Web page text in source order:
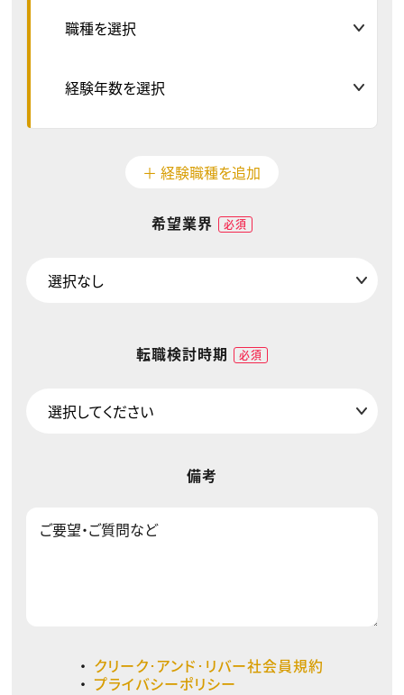
＋ 経験職種を追加
希望業界 必須
転職検討時期 必須
備考
クリーク･アンド･リバー社会員規約
プライバシーポリシー